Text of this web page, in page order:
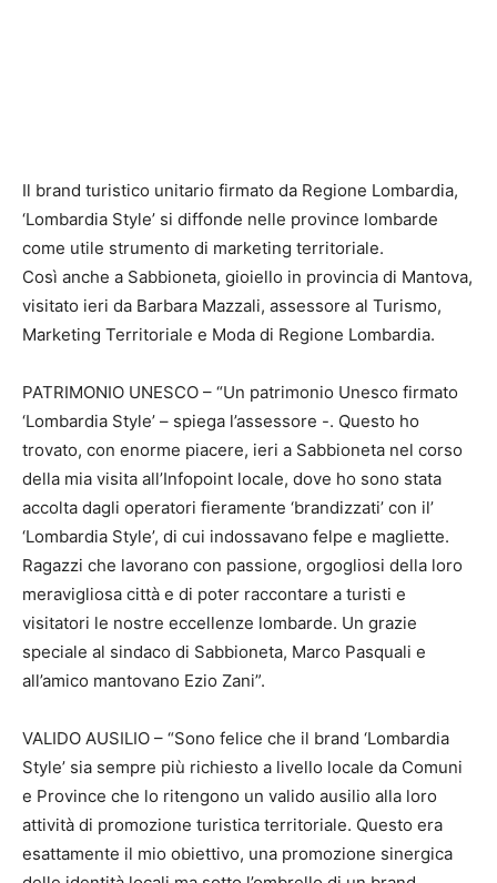
Il brand turistico unitario firmato da Regione Lombardia,
‘Lombardia Style’ si diffonde nelle province lombarde
come utile strumento di marketing territoriale.
Così anche a Sabbioneta, gioiello in provincia di Mantova,
visitato ieri da Barbara Mazzali, assessore al Turismo,
Marketing Territoriale e Moda di Regione Lombardia.
PATRIMONIO UNESCO – “Un patrimonio Unesco firmato
‘Lombardia Style’ – spiega l’assessore -. Questo ho
trovato, con enorme piacere, ieri a Sabbioneta nel corso
della mia visita all’Infopoint locale, dove ho sono stata
accolta dagli operatori fieramente ‘brandizzati’ con il’
‘Lombardia Style’, di cui indossavano felpe e magliette.
Ragazzi che lavorano con passione, orgogliosi della loro
meravigliosa città e di poter raccontare a turisti e
visitatori le nostre eccellenze lombarde. Un grazie
speciale al sindaco di Sabbioneta, Marco Pasquali e
all’amico mantovano Ezio Zani”.
VALIDO AUSILIO – “Sono felice che il brand ‘Lombardia
Style’ sia sempre più richiesto a livello locale da Comuni
e Province che lo ritengono un valido ausilio alla loro
attività di promozione turistica territoriale. Questo era
esattamente il mio obiettivo, una promozione sinergica